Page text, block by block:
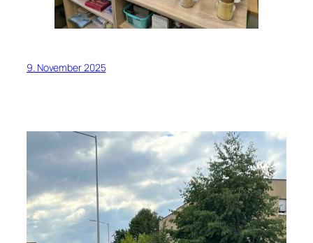
9. November 2025